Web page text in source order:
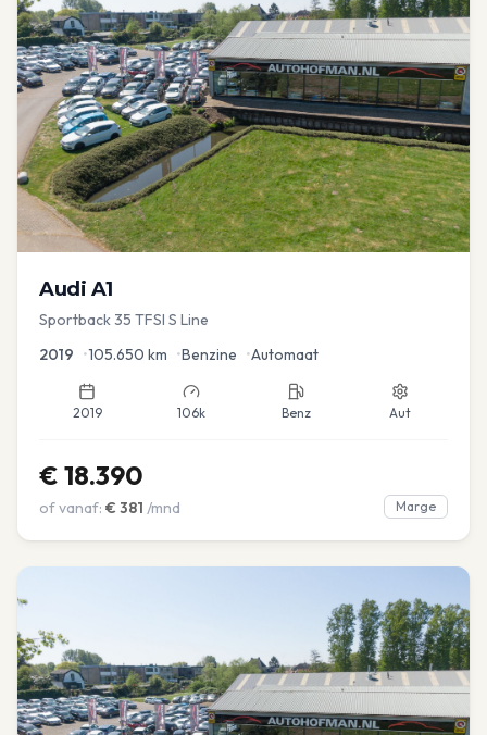
Audi A1
Sportback 35 TFSI S Line
2019 •105.650 km •Benzine •Automaat
2019 106k Benz Aut
€ 18.390
of vanaf: € 381 /mnd Marge